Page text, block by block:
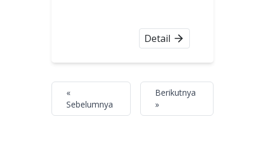
Detail
«
Sebelumnya
Berikutnya
»